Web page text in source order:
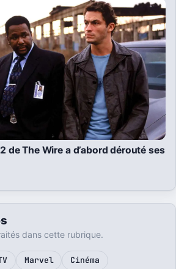
de The Wire a d’abord dérouté ses
dans cette rubrique.
Marvel
Cinéma